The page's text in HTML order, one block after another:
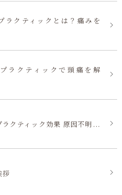
ラクティックとは？痛みを
ラクティックで頭痛を解
ラクティック効果 原因不明...
拶